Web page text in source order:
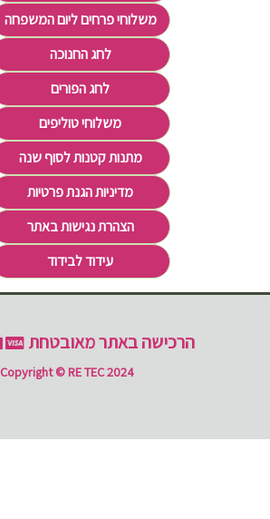
משלוחי פרחים ליום המשפחה
לחג החנוכה
לחג הפורים
משלוחי טוליפים
מתנות קטנות לסוף שנה
מדיניות הגנת פרטיות
הצהרת נגישות באתר
עידוד לבידוד
הרכישה באתר מאובטחת
Copyright © RE TEC 2024